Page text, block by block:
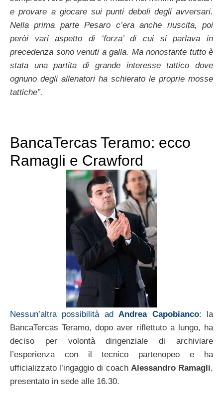
e provare a giocare sui punti deboli degli avversari.
Nella prima parte Pesaro c’era anche riuscita, poi
peròi vari aspetto di ‘forza’ di cui si parlava in
precedenza sono venuti a galla. Ma nonostante tutto è
stata una partita di grande interesse tattico dove
ognuno degli allenatori ha schierato le proprie mosse
tattiche”.
BancaTercas Teramo: ecco
Ramagli e Crawford
Nessun’altra possibilità adAndrea Capobianco: la
BancaTercas Teramo, dopo aver riflettuto a lungo, ha
deciso per volontà dirigenziale di archiviare
l’esperienza con il tecnico partenopeo e ha
ufficializzato l’ingaggio di coach Alessandro Ramagli,
presentato in sede alle 16.30.